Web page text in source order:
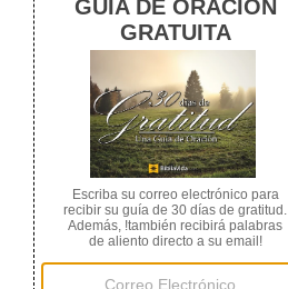
dicen: ¡Ajá, ajá!
Otras traducciones de
English Standard
Psalms 40:15 Let
appalled because of